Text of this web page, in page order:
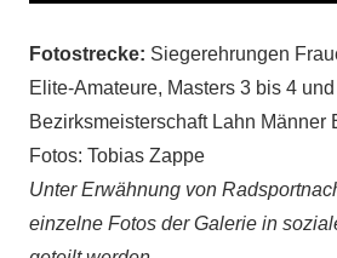
Fotostrecke: Siegerehrungen
Elite-Amateure, Masters 3 bis 4 und
Bezirksmeisterschaft Lahn Männer
Fotos: Tobias Zappe
Unter Erwähnung von
einzelne Fotos der Galerie in